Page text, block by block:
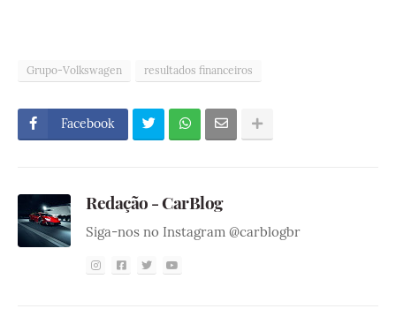
Grupo-Volkswagen resultados financeiros
Facebook
Redação - CarBlog
Siga-nos no Instagram @carblogbr